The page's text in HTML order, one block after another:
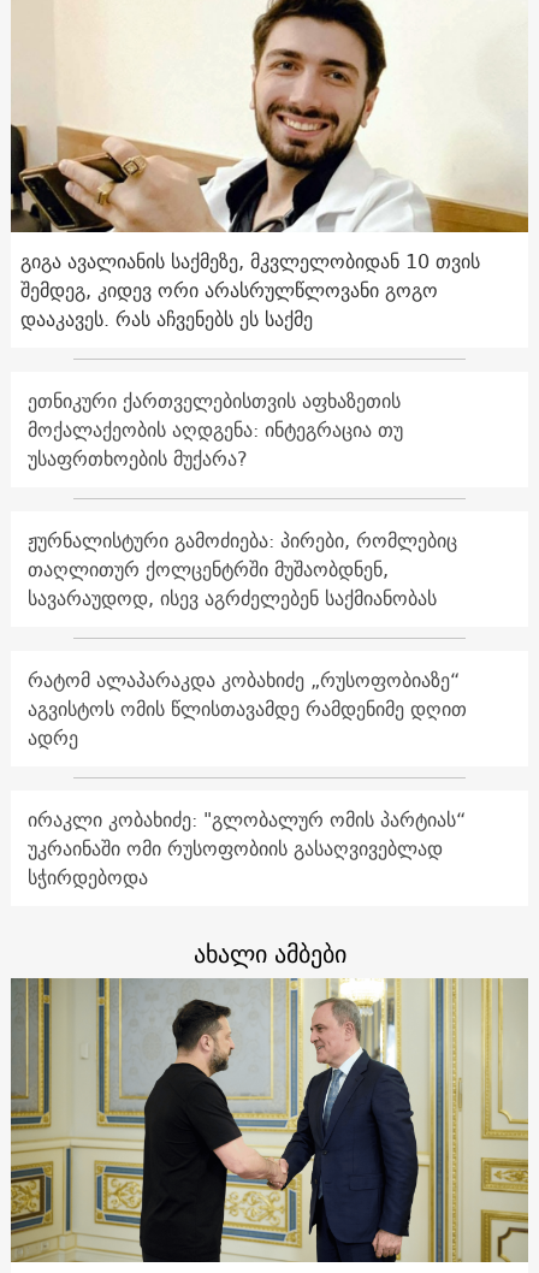
გიგა ავალიანის საქმეზე, მკვლელობიდან 10 თვის
შემდეგ, კიდევ ორი არასრულწლოვანი გოგო
დააკავეს. რას აჩვენებს ეს საქმე
ეთნიკური ქართველებისთვის აფხაზეთის
მოქალაქეობის აღდგენა: ინტეგრაცია თუ
უსაფრთხოების მუქარა?
ჟურნალისტური გამოძიება: პირები, რომლებიც
თაღლითურ ქოლცენტრში მუშაობდნენ,
სავარაუდოდ, ისევ აგრძელებენ საქმიანობას
რატომ ალაპარაკდა კობახიძე „რუსოფობიაზე“
აგვისტოს ომის წლისთავამდე რამდენიმე დღით
ადრე
ირაკლი კობახიძე: "გლობალურ ომის პარტიას“
უკრაინაში ომი რუსოფობიის გასაღვივებლად
სჭირდებოდა
ახალი ამბები